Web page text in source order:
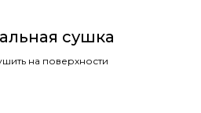
сушка
на поверхности